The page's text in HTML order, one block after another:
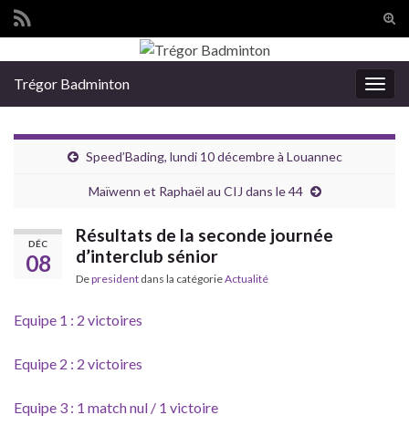
Search for:
Trégor Badminton
Speed’Bading, lundi 10 décembre à Louannec
Maïwenn et Raphaël au CIJ dans le 44
DÉC
08
Résultats de la seconde journée
d’interclub sénior
Depresident dans la catégorieActualité
Equipe 1 : 2 victoires
Equipe 2 : 2 victoires
Equipe 3 : 1 match nul / 1 victoire